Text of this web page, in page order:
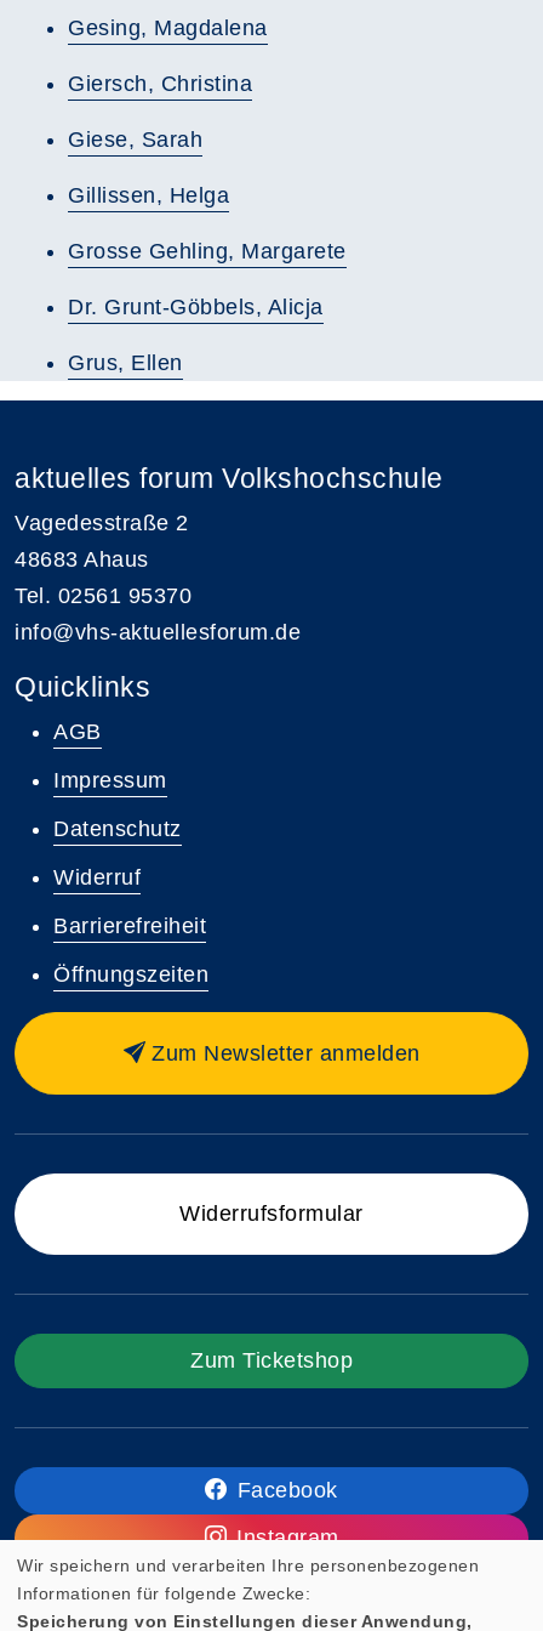
Gesing, Magdalena
Giersch, Christina
Giese, Sarah
Gillissen, Helga
Grosse Gehling, Margarete
Dr. Grunt-Göbbels, Alicja
Grus, Ellen
aktuelles forum Volkshochschule
Vagedesstraße 2
48683 Ahaus
Tel. 02561 95370
info@vhs-aktuellesforum.de
Quicklinks
AGB
Impressum
Datenschutz
Widerruf
Barrierefreiheit
Öffnungszeiten
Zum Newsletter anmelden
Widerrufsformular
Zum Ticketshop
Facebook
Instagram
Wir speichern und verarbeiten Ihre personenbezogenen
Informationen für folgende Zwecke:
Speicherung von Einstellungen dieser Anwendung,